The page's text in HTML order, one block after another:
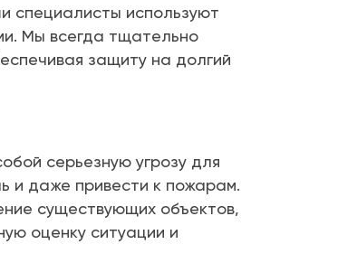
специалисты используют
Мы всегда тщательно
защиту на долгий
серьезную угрозу для
и даже привести к пожарам.
существующих объектов,
оценку ситуации и